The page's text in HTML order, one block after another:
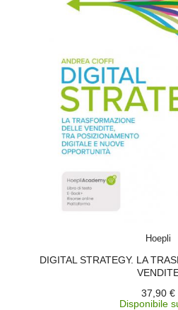
Hoepli
DIGITAL STRATEGY. LA
37,90 €
Disponibile